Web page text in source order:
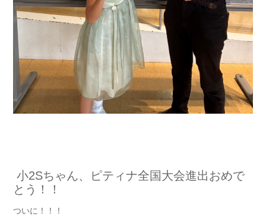
小2Sちゃん、ピティナ全国大会進出おめで
とう！！
ついに！！！